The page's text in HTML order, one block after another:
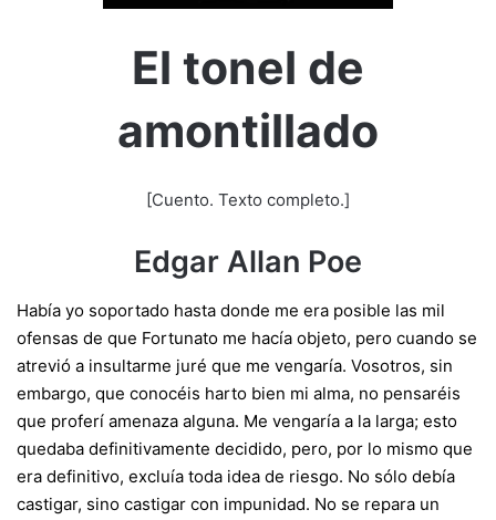
El tonel de
amontillado
[Cuento. Texto completo.]
Edgar Allan Poe
Había yo soportado hasta donde me era posible las mil
ofensas de que Fortunato me hacía objeto, pero cuando se
atrevió a insultarme juré que me vengaría. Vosotros, sin
embargo, que conocéis harto bien mi alma, no pensaréis
que proferí amenaza alguna. Me vengaría a la larga; esto
quedaba definitivamente decidido, pero, por lo mismo que
era definitivo, excluía toda idea de riesgo. No sólo debía
castigar, sino castigar con impunidad. No se repara un